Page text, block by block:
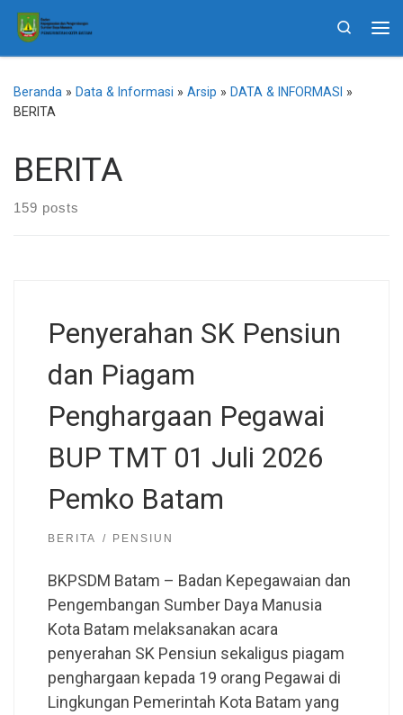
Skip to content
Search
Beranda » Data & Informasi » Arsip » DATA & INFORMASI »
BERITA
BERITA
159 posts
Penyerahan SK Pensiun
dan Piagam
Penghargaan Pegawai
BUP TMT 01 Juli 2026
Pemko Batam
BERITA PENSIUN
BKPSDM Batam – Badan Kepegawaian dan
Pengembangan Sumber Daya Manusia
Kota Batam melaksanakan acara
penyerahan SK Pensiun sekaligus piagam
penghargaan kepada 19 orang Pegawai di
Lingkungan Pemerintah Kota Batam yang